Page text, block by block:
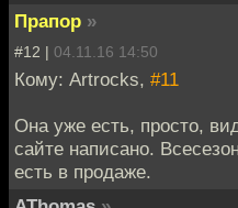
Прапор »
#12 | 04.11.16 14:50
Кому: Artrocks, #11
Она уже есть, просто,
сайте написано.
есть в продаже.